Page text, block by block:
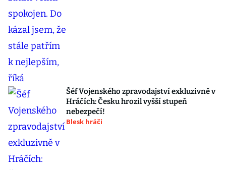
Šéf Vojenského zpravodajství exkluzivně v
Hráčích: Česku hrozil vyšší stupeň
nebezpečí!
Blesk hráči